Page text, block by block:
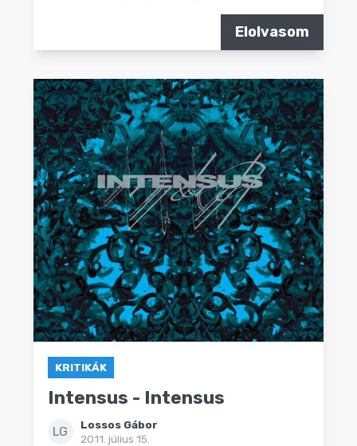
Elolvasom
KRITIKÁK
Intensus - Intensus
LG
Lossos Gábor
2011. július 15.